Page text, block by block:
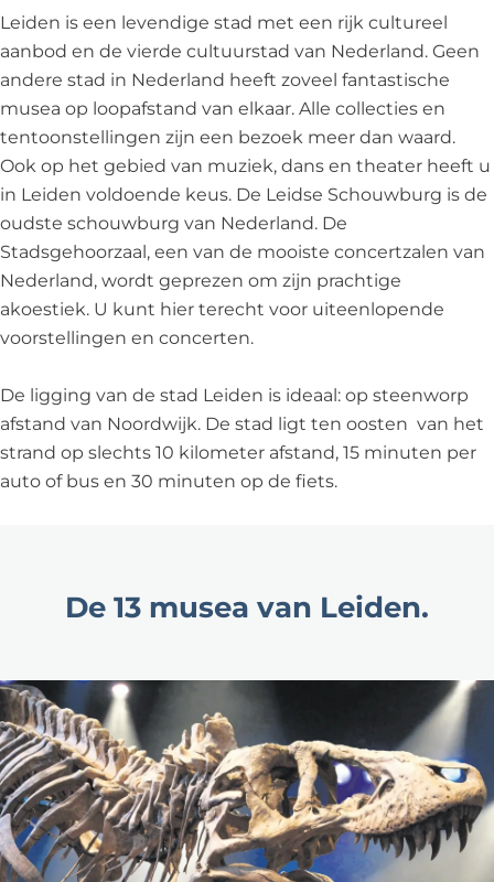
Leiden is een levendige stad met een rijk cultureel
aanbod en de vierde cultuurstad van Nederland. Geen
andere stad in Nederland heeft zoveel fantastische
musea op loopafstand van elkaar. Alle collecties en
tentoonstellingen zijn een bezoek meer dan waard.
Ook op het gebied van muziek, dans en theater heeft u
in Leiden voldoende keus. De Leidse Schouwburg is de
oudste schouwburg van Nederland. De
Stadsgehoorzaal, een van de mooiste concertzalen van
Nederland, wordt geprezen om zijn prachtige
akoestiek. U kunt hier terecht voor uiteenlopende
voorstellingen en concerten.
De ligging van de stad Leiden is ideaal: op steenworp
afstand van Noordwijk. De stad ligt ten oosten van het
strand op slechts 10 kilometer afstand, 15 minuten per
auto of bus en 30 minuten op de fiets.
De 13 musea van Leiden.